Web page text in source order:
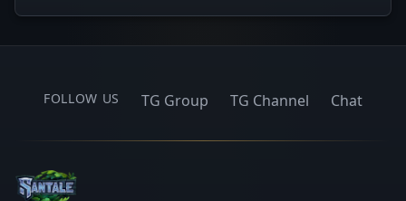
FOLLOW US TG Group TG Channel Chat